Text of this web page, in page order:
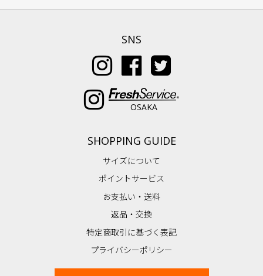
SNS
OSAKA
SHOPPING GUIDE
サイズについて
ポイントサービス
お支払い・送料
返品・交換
特定商取引に基づく表記
プライバシーポリシー